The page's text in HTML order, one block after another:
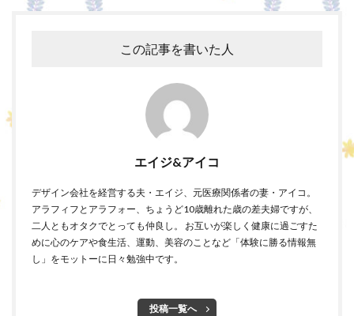
この記事を書いた人
エイジ&アイコ
デザイン会社を経営する夫・エイジ、元医療関係者の妻・アイコ。
アラフィフとアラフォー、ちょうど10歳離れた歳の差夫婦ですが、
二人ともオタクでとっても仲良し。 お互いが楽しく健康に過ごすた
めに心のケアや食生活、運動、美容のことなど「体験に勝る情報無
し」をモットーに日々勉強中です。
投稿一覧へ